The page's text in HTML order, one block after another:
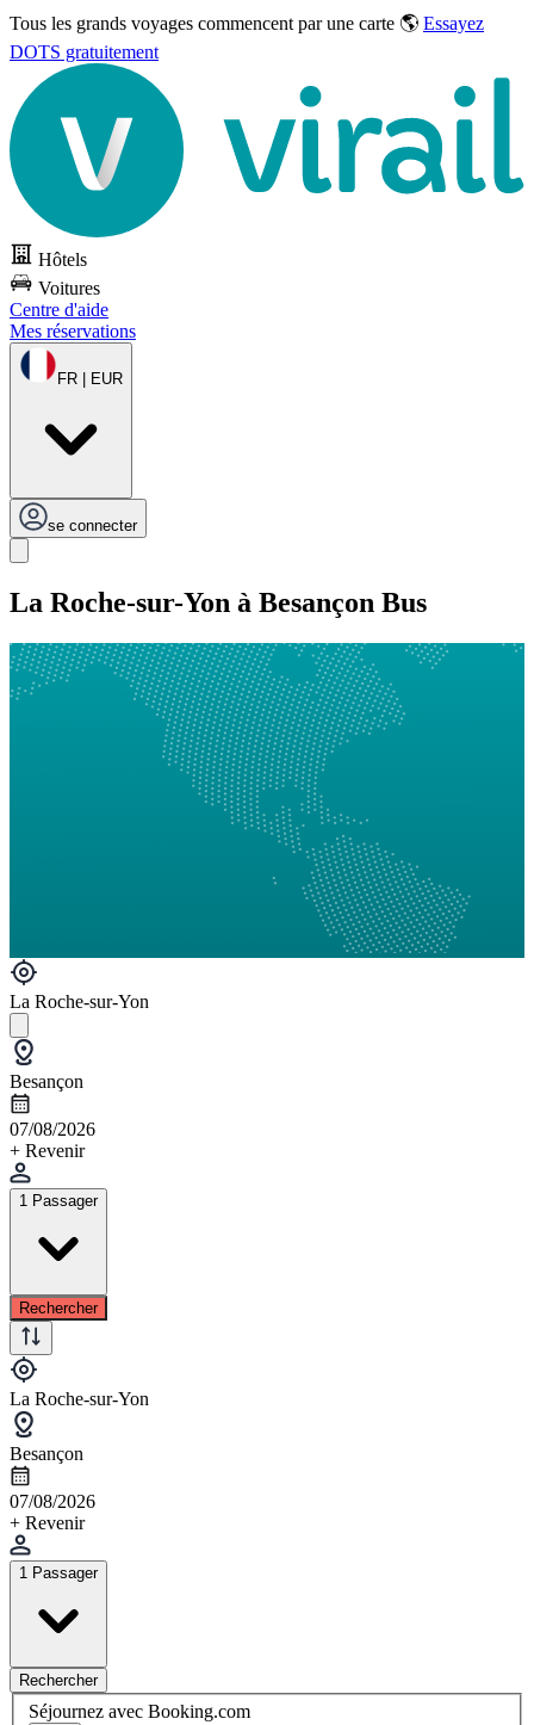
Tous les grands voyages commencent par une carte 🌎 Essayez
DOTS gratuitement
Hôtels
Voitures
Centre d'aide
Mes réservations
FR | EUR
se connecter
La Roche-sur-Yon à Besançon Bus
La Roche-sur-Yon
Besançon
07/08/2026
+ Revenir
1 Passager
Rechercher
La Roche-sur-Yon
Besançon
07/08/2026
+ Revenir
1 Passager
Rechercher
Séjournez avec Booking.com